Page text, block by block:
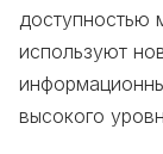
доступностью
используют
высокого